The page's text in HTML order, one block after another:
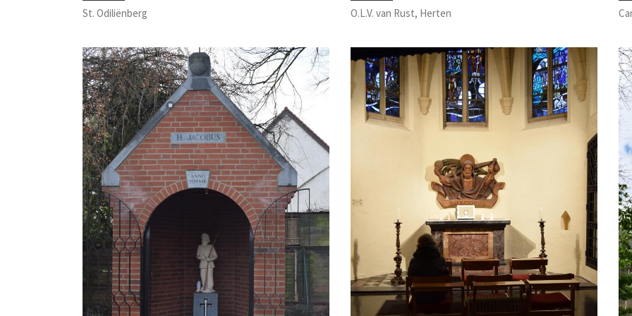
St. Odiliënberg O.L.V. van Rust, Herten